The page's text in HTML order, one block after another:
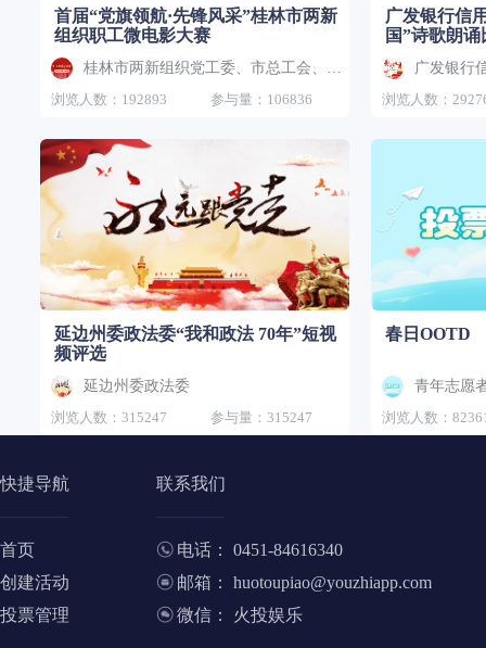
首届“党旗领航·先锋风采”桂林市两新
组织职工微电影大赛
桂林市两新组织党工委、市总工会、市两新组织工会联合会
浏览人数：192893
参与量：106836
广发银行信
国”诗歌朗
广发银行
浏览人数：
延边州委政法委“我和政法 70年”短视
频评选
延边州委政法委
浏览人数：315247
参与量：315247
春日OOTD
青年志愿
浏览人数：
快捷导航
首页
创建活动
投票管理
联系我们
电话： 0451-84616340
邮箱： huotoupiao@youzhiapp.com
微信： 火投娱乐